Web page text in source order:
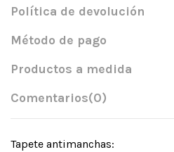
Política de devolución
Método de pago
Productos a medida
Comentarios(0)
Tapete antimanchas: